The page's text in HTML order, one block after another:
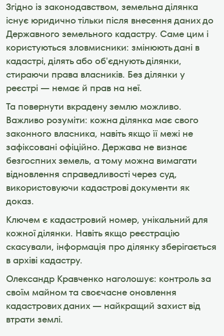
Згідно із законодавством, земельна ділянка
існує юридично тільки після внесення даних до
Державного земельного кадастру. Саме цим і
користуються зловмисники: змінюють дані в
кадастрі, ділять або об'єднують ділянки,
стираючи права власників. Без ділянки у
реєстрі — немає й прав на неї.
Та повернути вкрадену землю можливо.
Важливо розуміти: кожна ділянка має свого
законного власника, навіть якщо її межі не
зафіксовані офіційно. Держава не визнає
безгоспних земель, а тому можна вимагати
відновлення справедливості через суд,
використовуючи кадастрові документи як
доказ.
Ключем є кадастровий номер, унікальний для
кожної ділянки. Навіть якщо реєстрацію
скасували, інформація про ділянку зберігається
в архіві кадастру.
Олександр Кравченко наголошує: контроль за
своїм майном та своєчасне оновлення
кадастрових даних — найкращий захист від